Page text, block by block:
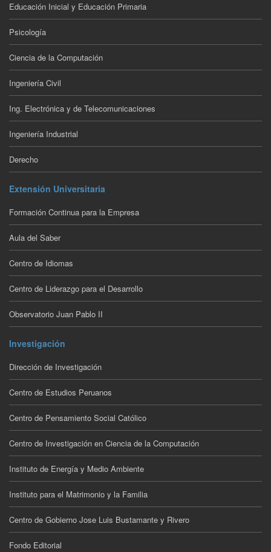
Educación Inicial y Educación Primaria
Psicología
Ciencia de la Computación
Ingeniería Civil
Ing. Electrónica y de Telecomunicaciones
Ingeniería Industrial
Derecho
Extensión Universitaria
Formación Continua para la Empresa
Aula del Saber
Centro de Idiomas
Centro de Liderazgo para el Desarrollo
Observatorio Juan Pablo II
Investigación
Dirección de Investigación
Centro de Estudios Peruanos
Centro de Pensamiento Social Católico
Centro de Investigación en Ciencia de la Computación
Instituto de Energía y Medio Ambiente
Instituto para el Matrimonio y la Familia
Centro de Gobierno Jose Luis Bustamante y Rivero
Fondo Editorial